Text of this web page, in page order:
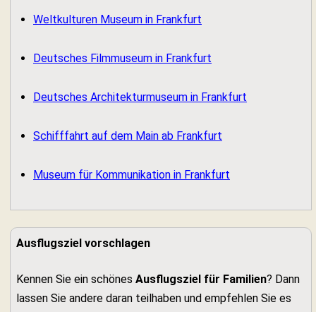
Weltkulturen Museum in Frankfurt
Deutsches Filmmuseum in Frankfurt
Deutsches Architekturmuseum in Frankfurt
Schifffahrt auf dem Main ab Frankfurt
Museum für Kommunikation in Frankfurt
Ausflugsziel vorschlagen
Kennen Sie ein schönes Ausflugsziel für Familien? Dann
lassen Sie andere daran teilhaben und empfehlen Sie es